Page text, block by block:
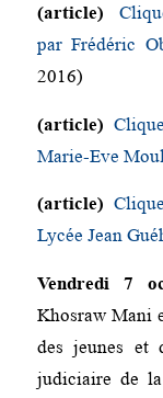
(article)
par Frédéric
2016)
(article)
Marie-Eve
(article)
Lycée Jean
Vendredi 7
Khosraw Mani
des jeunes et
judiciaire de